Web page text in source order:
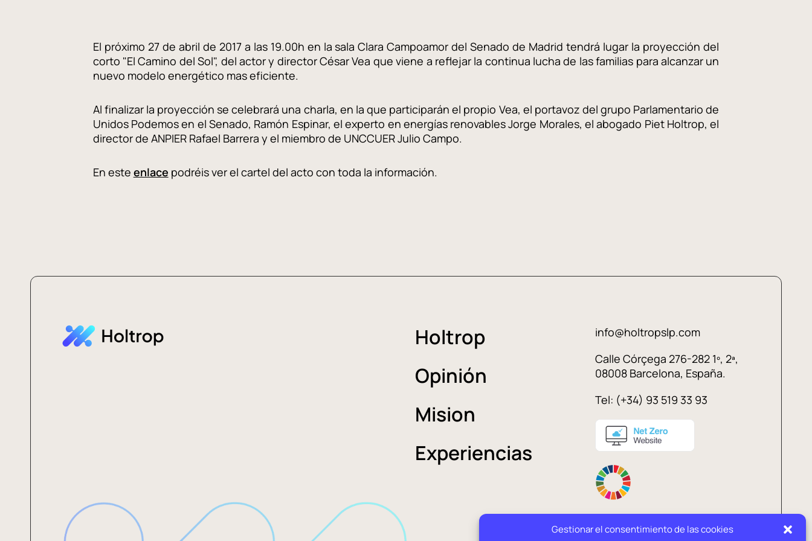
Gestionar el consentimiento de las cookies
El próximo 27 de abril de 2017 a las 19.00h en la sala Clara Campoamor del Senado de Madrid tendrá lugar la proyección del
corto "El Camino del Sol", del actor y director César Vea que viene a reflejar la continua lucha de las familias para alcanzar un
nuevo modelo energético mas eficiente.
Al finalizar la proyección se celebrará una charla, en la que participarán el propio Vea, el portavoz del grupo Parlamentario de
Unidos Podemos en el Senado, Ramón Espinar, el experto en energías renovables Jorge Morales, el abogado Piet Holtrop, el
director de ANPIER Rafael Barrera y el miembro de UNCCUER Julio Campo.
En este enlace podréis ver el cartel del acto con toda la información.
Holtrop
Opinión
Mision
Experiencias
info@holtropslp.com
Calle Córçega 276-282 1º, 2ª,
08008 Barcelona, España.
Tel: (+34) 93 519 33 93